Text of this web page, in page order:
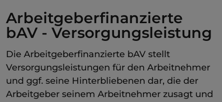
Arbeitgeberfinanzierte
bAV - Versorgungsleistung
Die Arbeitgeberfinanzierte bAV stellt
Versorgungsleistungen für den Arbeitnehmer
und ggf. seine Hinterbliebenen dar, die der
Arbeitgeber seinem Arbeitnehmer zusagt und